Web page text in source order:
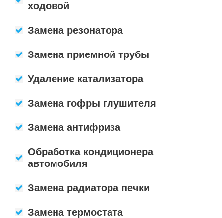
ходовой
Замена резонатора
Замена приемной трубы
Удаление катализатора
Замена гофры глушителя
Замена антифриза
Обработка кондиционера
автомобиля
Замена радиатора печки
Замена термостата